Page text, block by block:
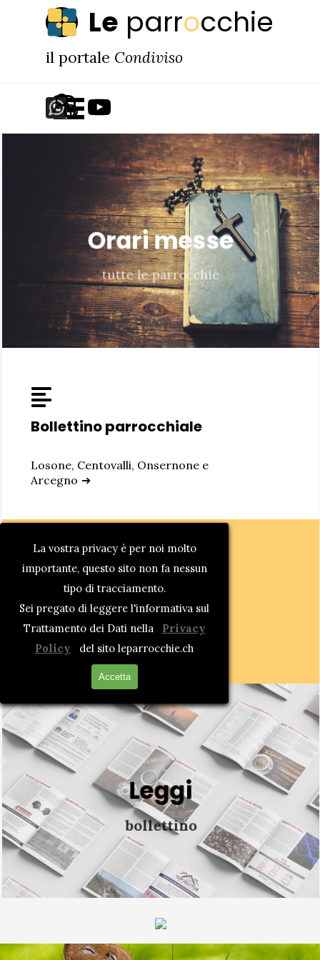
La vostra privacy è per noi molto
importante, questo sito non fa nessun
tipo di tracciamento.
Sei pregato di leggere l'informativa sul
Trattamento dei Dati nella Privacy
Policy
del sito leparrocchie.ch
Accetta
Vai ai contenuti Le parrocchie
il portale Condiviso
Salta menù
Bollettino parrocchiale
Losone, Centovalli, Onsernone e
Arcegno ➔
Losone
La comunità